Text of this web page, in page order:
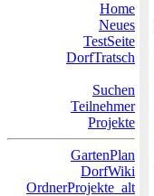
Home
Neues
TestSeite
DorfTratsch
Suchen
Teilnehmer
Projekte
GartenPlan
DorfWiki
OrdnerProjekte_alt